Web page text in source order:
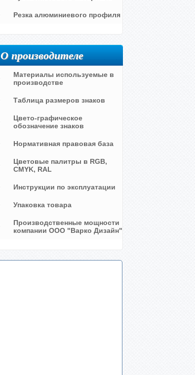
Резка алюминиевого профиля
О производителе
Материалы используемые в
производстве
Таблица размеров знаков
Цвето-графическое
обозначение знаков
Нормативная правовая база
Цветовые палитры в RGB,
CMYK, RAL
Инструкции по эксплуатации
Упаковка товара
Производственные мощности
компании ООО "Варко Дизайн"